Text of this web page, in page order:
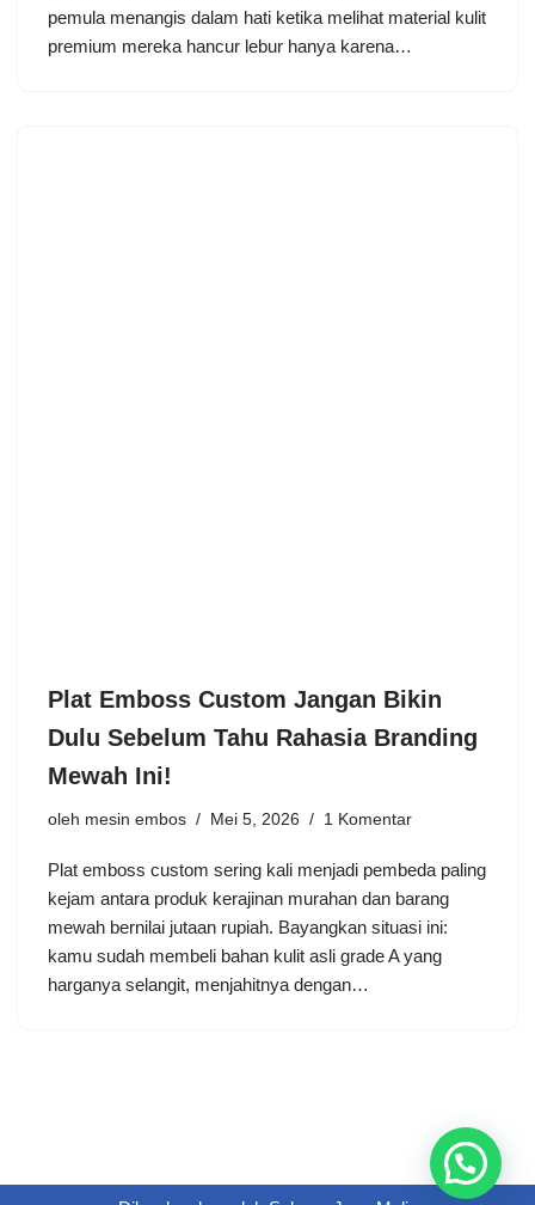
pemula menangis dalam hati ketika melihat material kulit
premium mereka hancur lebur hanya karena…
Plat Emboss Custom Jangan Bikin
Dulu Sebelum Tahu Rahasia Branding
Mewah Ini!
oleh mesin embos Mei 5, 2026 1 Komentar
Plat emboss custom sering kali menjadi pembeda paling
kejam antara produk kerajinan murahan dan barang
mewah bernilai jutaan rupiah. Bayangkan situasi ini:
kamu sudah membeli bahan kulit asli grade A yang
harganya selangit, menjahitnya dengan…